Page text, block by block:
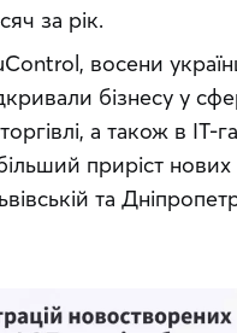
за рік.
восени
бізнесу у
а також в ІТ-
приріст нових
та